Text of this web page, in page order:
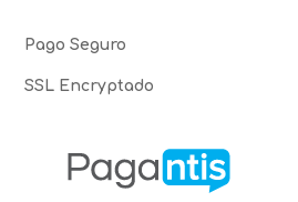
Pago Seguro
SSL Encryptado